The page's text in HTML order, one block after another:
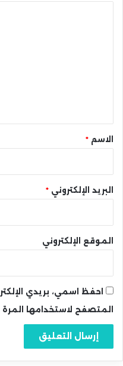
* الاسم *
البريد الإلكتروني *
الموقع الإلكتروني
احفظ اسمي، بريدي
المتصفح لاستخدامها